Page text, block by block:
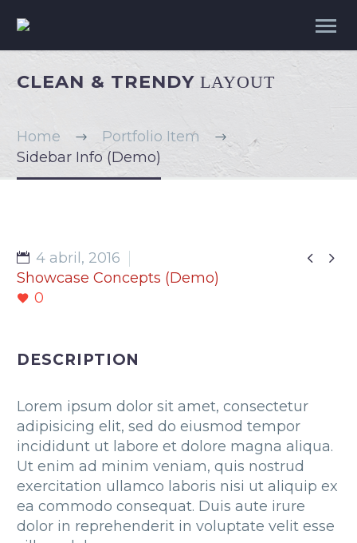
CLEAN & TRENDY LAYOUT
Home
Portfolio Item
Sidebar Info (Demo)
 
4 abril, 2016
Showcase Concepts (Demo)
0
DESCRIPTION
Lorem ipsum dolor sit amet, consectetur
adipisicing elit, sed do eiusmod tempor
incididunt ut labore et dolore magna aliqua.
Ut enim ad minim veniam, quis nostrud
exercitation ullamco laboris nisi ut aliquip ex
ea commodo consequat. Duis aute irure
dolor in reprehenderit in voluptate velit esse